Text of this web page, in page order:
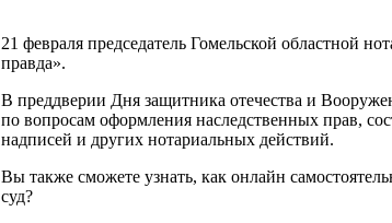
21 февраля председатель Гомельской областной
правда».
В преддверии Дня защитника отечества и
по вопросам оформления наследственных прав,
надписей и других нотариальных действий.
Вы также сможете узнать, как онлайн
суд?